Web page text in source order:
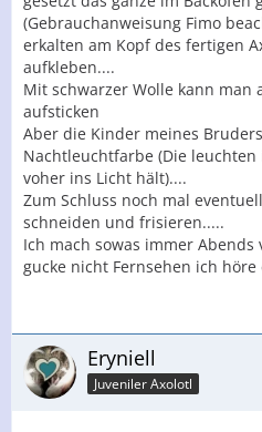
(Gebrauchanweisung Fimo
erkalten am Kopf des fertigen
aufkleben....
Mit schwarzer Wolle kann man
aufsticken
Aber die Kinder meines
Nachtleuchtfarbe (Die
voher ins Licht hält)....
Zum Schluss noch mal
schneiden und frisieren.....
Ich mach sowas immer Abends
gucke nicht Fernsehen ich höre
Eryniell
Juveniler Axolotl